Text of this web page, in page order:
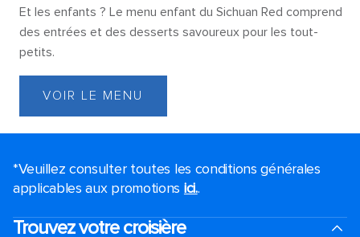
Et les enfants ? Le menu enfant du Sichuan Red comprend
des entrées et des desserts savoureux pour les tout-
petits.
VOIR LE MENU
*Veuillez consulter toutes les conditions générales
applicables aux promotions ici..
Trouvez votre croisière